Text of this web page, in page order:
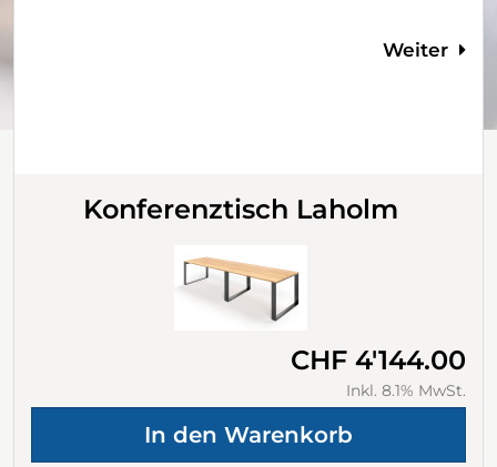
Weiter
Konferenztisch Laholm
CHF 4'144.00
Inkl. 8.1% MwSt.